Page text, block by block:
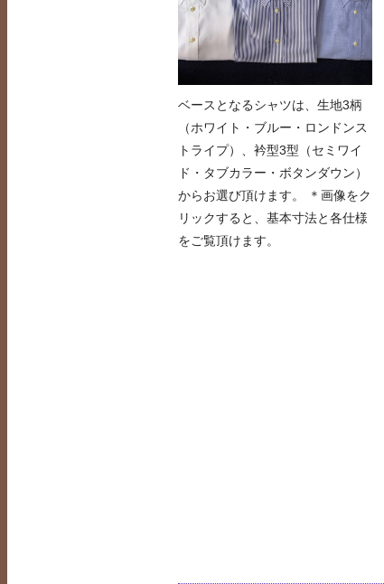
ベースとなるシャツは、生地3柄
（ホワイト・ブルー・ロンドンス
トライプ）、衿型3型（セミワイ
ド・タブカラー・ボタンダウン）
からお選び頂けます。 ＊画像をク
リックすると、基本寸法と各仕様
をご覧頂けます。